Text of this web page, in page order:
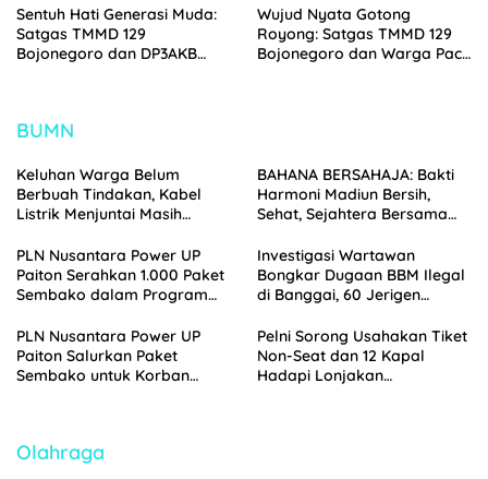
Sentuh Hati Generasi Muda:
Satgas TMMD 129
Bojonegoro dan DP3AKB
Wujud Nyata Gotong
Royong: Satgas TMMD 129
Bojonegoro dan Warga Pacu
BUMN
Keluhan Warga Belum
Berbuah Tindakan, Kabel
Listrik Menjuntai Masih
BAHANA BERSAHAJA: Bakti
Harmoni Madiun Bersih,
Sehat, Sejahtera Bersama
PLN Nusantara Power UP
Paiton Serahkan 1.000 Paket
Sembako dalam Program
Ramadhan 1447 H
Investigasi Wartawan
Bongkar Dugaan BBM Ilegal
di Banggai, 60 Jerigen
PLN Nusantara Power UP
Paiton Salurkan Paket
Sembako untuk Korban
Pelni Sorong Usahakan Tiket
Non-Seat dan 12 Kapal
Hadapi Lonjakan
Olahraga